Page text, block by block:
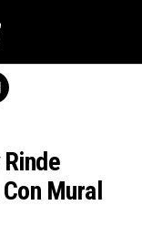
Mural